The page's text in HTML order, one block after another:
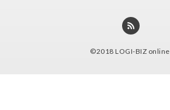
©2018 LOGI-BIZ online